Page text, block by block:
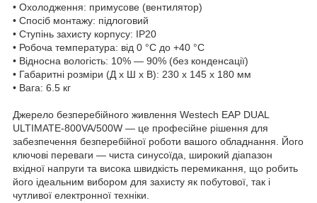
• Охолодження: примусове (вентилятор)
• Спосіб монтажу: підлоговий
• Ступінь захисту корпусу: IP20
• Робоча температура: від 0 °C до +40 °C
• Відносна вологість: 10% — 90% (без конденсації)
• Габаритні розміри (Д x Ш x В): 230 x 145 x 180 мм
• Вага: 6.5 кг
Джерело безперебійного живлення Westech EAP DUAL
ULTIMATE-800VA/500W — це професійне рішення для
забезпечення безперебійної роботи вашого обладнання. Його
ключові переваги — чиста синусоїда, широкий діапазон
вхідної напруги та висока швидкість перемикання, що робить
його ідеальним вибором для захисту як побутової, так і
чутливої електронної техніки.